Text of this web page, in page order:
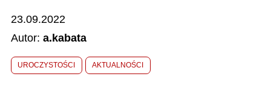
KONKURSY
23.09.2022
Autor: a.kabata
UROCZYSTOŚCI AKTUALNOŚCI